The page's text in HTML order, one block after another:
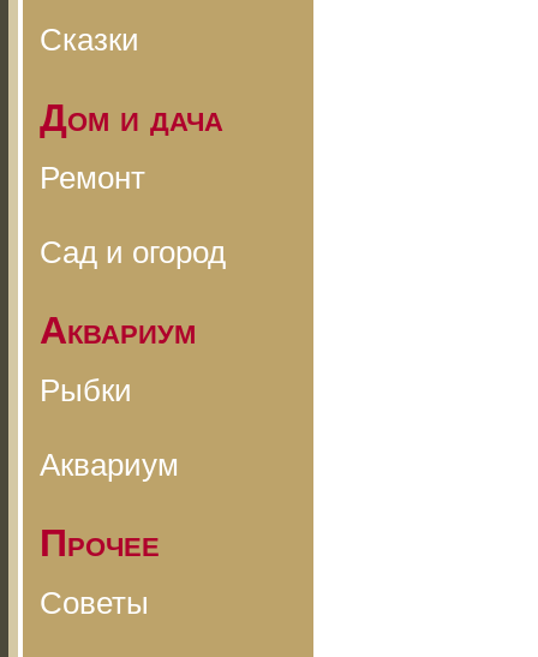
Сказки
Дом и дача
Ремонт
Сад и огород
Аквариум
Рыбки
Аквариум
Прочее
Советы